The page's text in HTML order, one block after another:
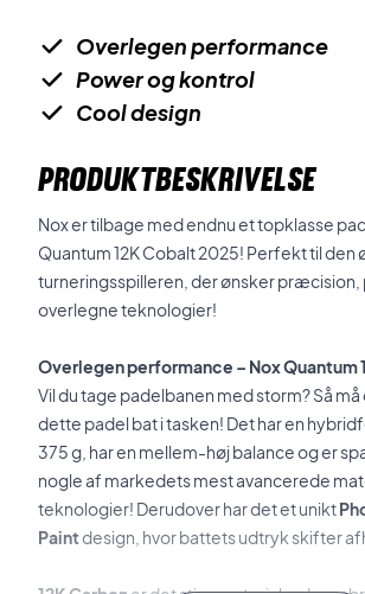
Overlegen performance
Power og kontrol
Cool design
PRODUKTBESKRIVELSE
Nox er tilbage med endnu et topklasse
Quantum 12K Cobalt 2025! Perfekt til den
turneringsspilleren, der ønsker præcision,
overlegne teknologier!
Overlegen performance – Nox Quantum
Vil du tage padelbanen med storm? Så
dette padel bat i tasken! Det har en
375 g, har en mellem-høj balance og er
nogle af markedets mest avancerede
teknologier! Derudover har det et unikt
Paintdesign, hvor battets udtryk skifter